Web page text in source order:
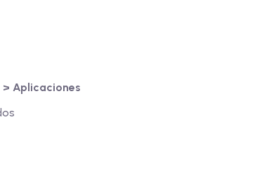
Aplicaciones